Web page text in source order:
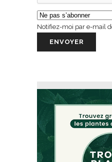
Notifiez-moi par e-mail